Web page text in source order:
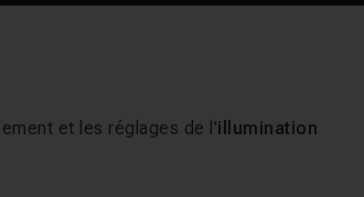
et les réglages de l'illumination